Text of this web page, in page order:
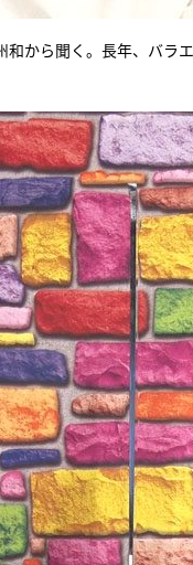
から聞く。長年、バラ